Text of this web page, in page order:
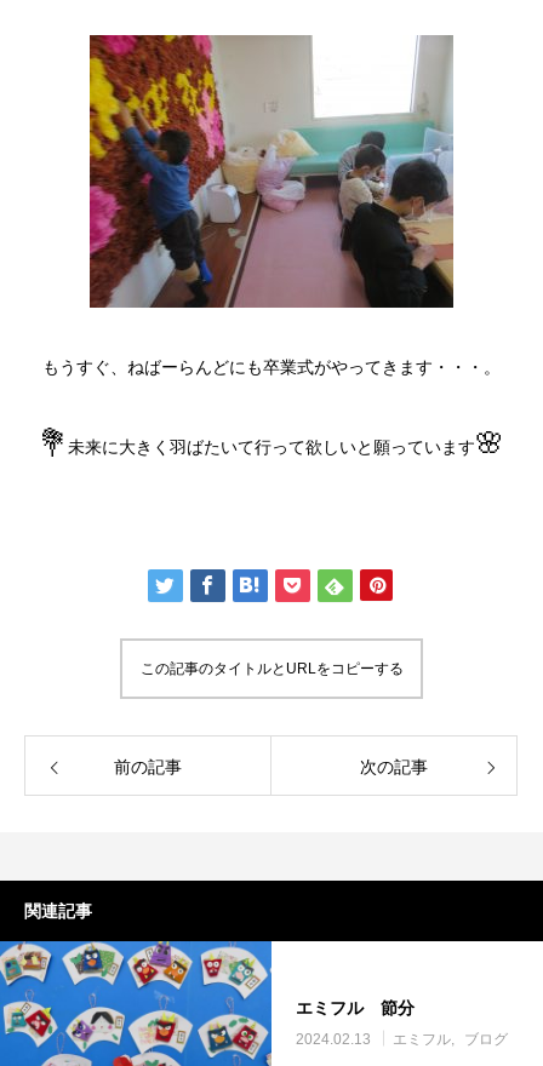
もうすぐ、ねばーらんどにも卒業式がやってきます・・・。
💐 未来に大きく羽ばたいて行って欲しいと願っています🌸
この記事のタイトルとURLをコピーする
前の記事 次の記事
関連記事
エミフル 節分
2024.02.13 エミフル ブログ